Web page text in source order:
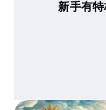
新手有特